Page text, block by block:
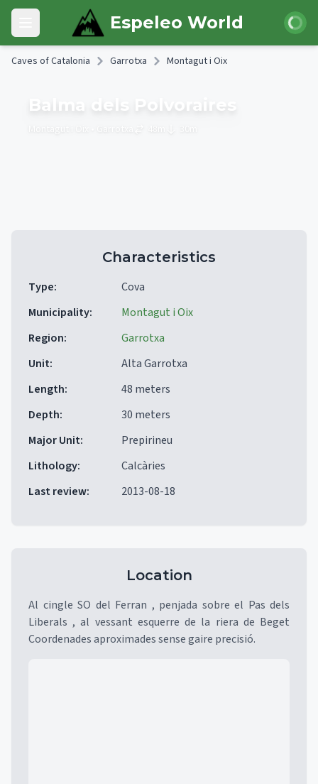
Skip to main content
Open main menu Espeleo World Login
Caves of Catalonia Garrotxa Montagut i Oix
Balma dels Polvoraires
Characteristics
Type:
Cova
Municipality:
Montagut i Oix
Region:
Garrotxa
Unit:
Alta Garrotxa
Length:
48 meters
Depth:
30 meters
Major Unit:
Prepirineu
Lithology:
Calcàries
Last review: 2013-08-18
Location
Al cingle SO del Ferran , penjada sobre el Pas dels
Liberals , al vessant esquerre de la riera de Beget
Coordenades aproximades sense gaire precisió.